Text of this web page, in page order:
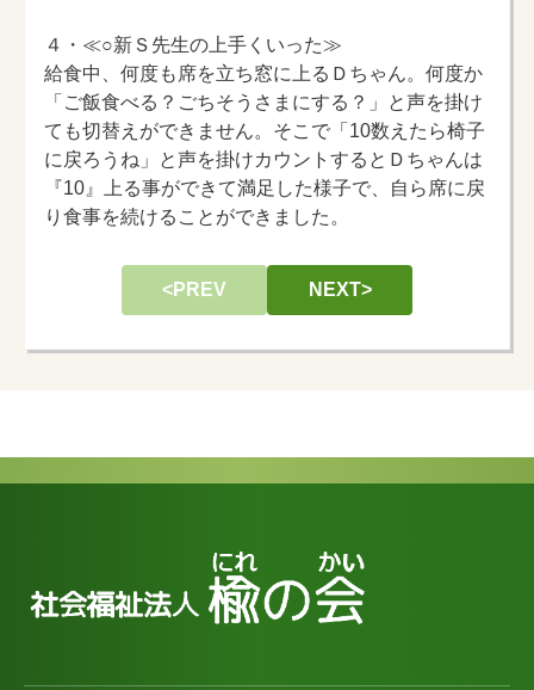
４・≪○新Ｓ先生の上手くいった≫
給食中、何度も席を立ち窓に上るＤちゃん。何度か
「ご飯食べる？ごちそうさまにする？」と声を掛け
ても切替えができません。そこで「10数えたら椅子
に戻ろうね」と声を掛けカウントするとＤちゃんは
『10』上る事ができて満足した様子で、自ら席に戻
り食事を続けることができました。
<PREV NEXT>